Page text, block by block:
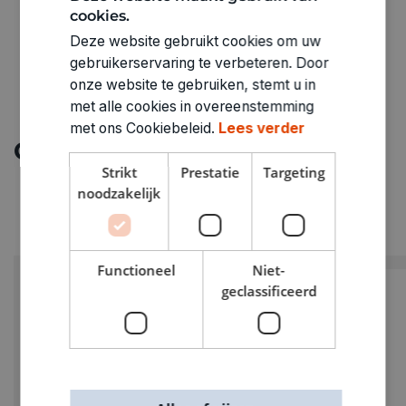
Ontdek meer
cookies.
Deze website gebruikt cookies om uw
gebruikerservaring te verbeteren. Door
onze website te gebruiken, stemt u in
met alle cookies in overeenstemming
met ons Cookiebeleid. Lees verder
Strikt
noodzakelijk
Prestatie Targeting
Functioneel
Niet-
geclassificeerd